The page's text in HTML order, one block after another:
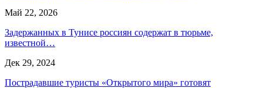
Май 22, 2026
Задержанных в Тунисе россиян содержат в тюрьме,
известной…
Дек 29, 2024
Пострадавшие туристы «Открытого мира» готовят